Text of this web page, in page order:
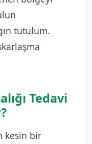
tutulum.
Tedavi
kesin bir